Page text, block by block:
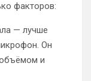
факторов:
— лучше
Он
и